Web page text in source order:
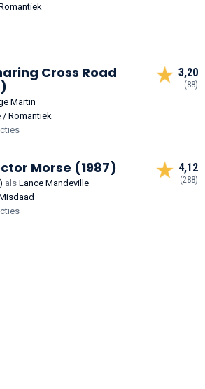
Cross Road
Martin
/ Romantiek
3,20
(88)
Morse (1987)
als Lance Mandeville
4,12
(288)